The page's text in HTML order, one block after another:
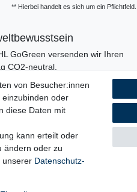
** Hierbei handelt es sich um ein Pflichtfeld.
GoGreen versenden wir Ihren
CO2-neutral.
Logistik und in der Verpackung
von Kunststoffen und Plastik.
von Besucher:innen
oder
diese Daten mit
kann erteilt oder
ändern oder zu
unserer Daten­schutz­